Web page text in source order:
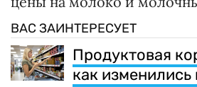
ВАС ЗАИНТЕРЕСУЕТ
Продуктовая
как